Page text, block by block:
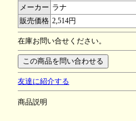
メーカー ラナ
販売価格 2,514円
在庫お問い合せください。
友達に紹介する
商品説明